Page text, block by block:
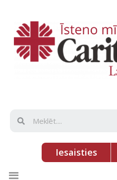
Iesaisties